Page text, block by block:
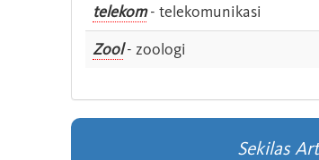
telekom- telekomunikasi
Zool- zoologi
Sekilas